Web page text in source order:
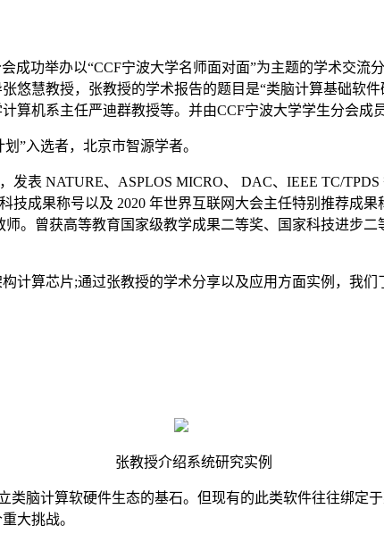
成功举办以“CCF宁波大学名师面对面”为主题的学术交流
悠慧教授，张教授的学术报告的题目是“类脑计算基础软
算机系主任严迪群教授等。并由CCF宁波大学学生分会成
”入选者，北京市智源学者。
发表 NATURE、ASPLOS MICRO、 DAC、IEEE TC/
技成果称号以及 2020 年世界互联网 大会主任特别推荐成果
。曾获高等教育国家级教学成果二等奖、国家科技进步
计算芯片;通过张教授的学术分享以及应用方面实例 ， 我们
张教授介绍系统研究实例
类脑计算软硬件生态的基石。但现有的此类软件往往绑定
大挑战。